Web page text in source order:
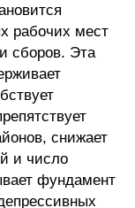
и
рабочих мест
сборов. Эта
снижает
и число
фундамент